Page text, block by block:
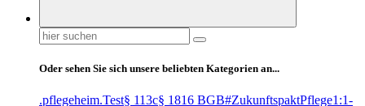
Suchen
nach:
Oder sehen Sie sich unsere beliebten Kategorien an...
.pflegeheim.Test§ 113c§ 1816 BGB#ZukunftspaktPflege1:1-